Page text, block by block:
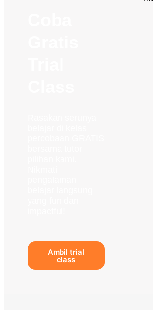
Ambil trial
class